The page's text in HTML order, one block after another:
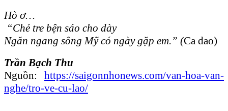
Hò ơ…
“Chẻ tre bện sáo cho dày
Ngăn ngang sông Mỹ có ngày gặp em.” (Ca dao)
Trần Bạch Thu
Nguồn: https://saigonnhonews.com/van-hoa-van-
nghe/tro-ve-cu-lao/